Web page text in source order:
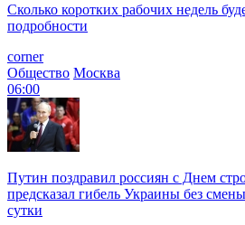
Сколько коротких рабочих недель
подробности
corner
Общество Москва
06:00
Путин поздравил россиян с Днем
предсказал гибель Украины без
сутки